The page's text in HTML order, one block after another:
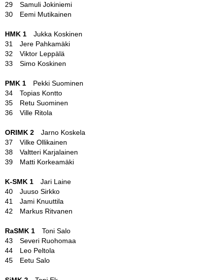
29 Samuli Jokiniemi
30 Eemi Mutikainen
HMK 1 Jukka Koskinen
31 Jere Pahkamäki
32 Viktor Leppälä
33 Simo Koskinen
PMK 1 Pekki Suominen
34 Topias Kontto
35 Retu Suominen
36 Ville Ritola
ORIMK 2 Jarno Koskela
37 Vilke Ollikainen
38 Valtteri Karjalainen
39 Matti Korkeamäki
K-SMK 1 Jari Laine
40 Juuso Sirkko
41 Jami Knuuttila
42 Markus Ritvanen
RaSMK 1 Toni Salo
43 Severi Ruohomaa
44 Leo Peltola
45 Eetu Salo